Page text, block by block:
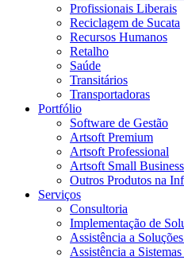
Profissionais Liberais
Reciclagem de Sucata
Recursos Humanos
Retalho
Saúde
Transitários
Transportadoras
Portfólio
Software de Gestão
Artsoft Premium
Artsoft Professional
Artsoft Small Business
Outros Produtos na
Serviços
Consultoria
Implementação de
Assistência a
Assistência a